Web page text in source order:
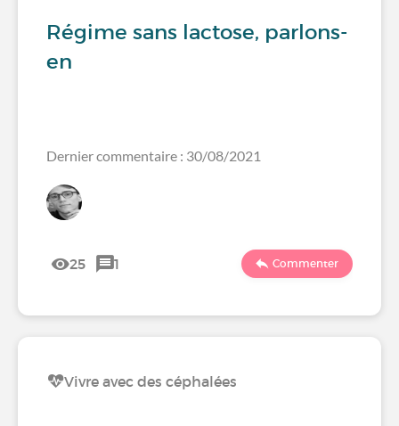
Régime sans lactose, parlons-
en
Dernier commentaire : 30/08/2021
25 1 Commenter
Vivre avec des céphalées